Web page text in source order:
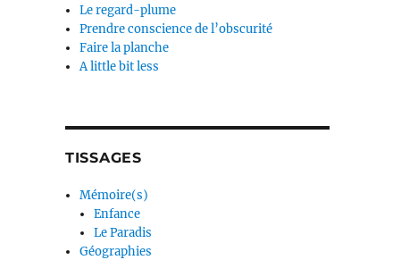
Le regard-plume
Prendre conscience de l’obscurité
Faire la planche
A little bit less
TISSAGES
Mémoire(s)
Enfance
Le Paradis
Géographies